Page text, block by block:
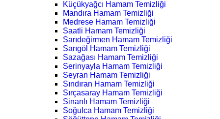
Küçükyağcı Hamam Temizliği
Mandıra Hamam Temizliği
Medrese Hamam Temizliği
Saatli Hamam Temizliği
Sarıdeğirmen Hamam Temizliği
Sarıgöl Hamam Temizliği
Sazağası Hamam Temizliği
Serinyayla Hamam Temizliği
Seyran Hamam Temizliği
Sındıran Hamam Temizliği
Sırçasaray Hamam Temizliği
Sinanlı Hamam Temizliği
Soğulca Hamam Temizliği